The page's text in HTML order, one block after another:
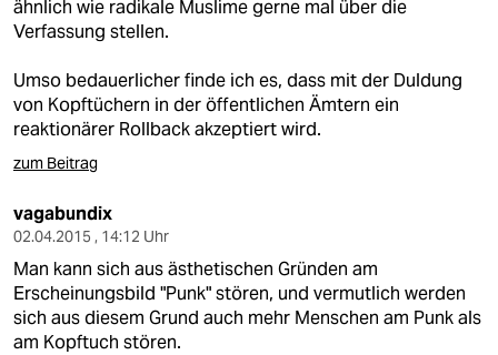
ähnlich wie radikale Muslime gerne mal über die
Verfassung stellen.
Umso bedauerlicher finde ich es, dass mit der Duldung
von Kopftüchern in der öffentlichen Ämtern ein
reaktionärer Rollback akzeptiert wird.
zum Beitrag
vagabundix
02.04.2015 , 14:12 Uhr
Man kann sich aus ästhetischen Gründen am
Erscheinungsbild "Punk" stören, und vermutlich werden
sich aus diesem Grund auch mehr Menschen am Punk als
am Kopftuch stören.